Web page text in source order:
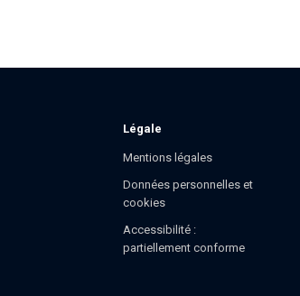
Légale
Mentions légales
Données personnelles et
cookies
Accessibilité :
partiellement conforme